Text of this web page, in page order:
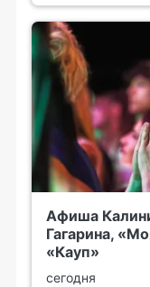
Афиша
Гагарина,
«Кауп»
сегодня